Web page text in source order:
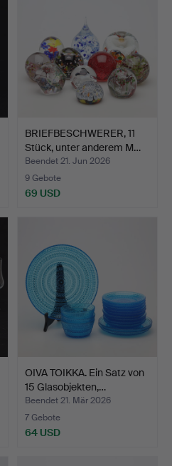
BRIEFBESCHWERER, 11
Stück, unter anderem M…
Beendet 21. Jun 2026
9 Gebote
69 USD
OIVA TOIKKA. Ein Satz von
15 Glasobjekten,…
Beendet 21. Mär 2026
7 Gebote
64 USD